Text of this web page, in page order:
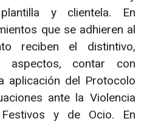
y clientela. En
que se adhieren al
reciben el distintivo,
aspectos, contar con
aplicación del Protocolo
ante la Violencia
y de Ocio. En